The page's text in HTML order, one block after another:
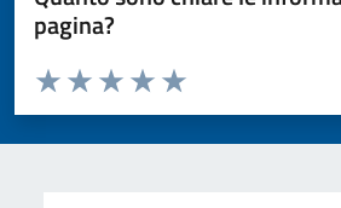
pagina?
Valuta da 1 a 5 stelle la pagina
Valuta 5 stelle su 5
Valuta 4 stelle su 5
Valuta 3 stelle su 5
Valuta 2 stelle su 5
Valuta 1 stelle su 5